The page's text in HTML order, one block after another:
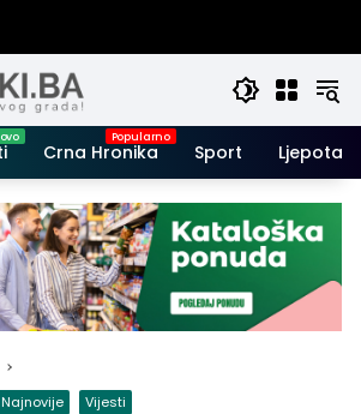
Crna Hronika Sport Ljepota i
Najnovije Vijesti